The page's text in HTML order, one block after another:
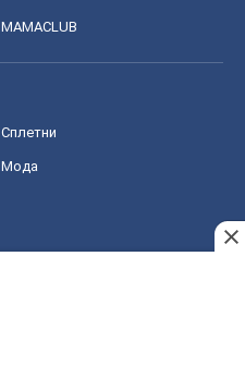
MAMACLUB
Сплетни
Мода